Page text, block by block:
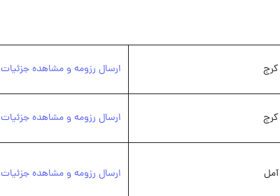
کرج ارسال رزومه و مشاهده جزئیات
کرج ارسال رزومه و مشاهده جزئیات
آمل ارسال رزومه و مشاهده جزئیات